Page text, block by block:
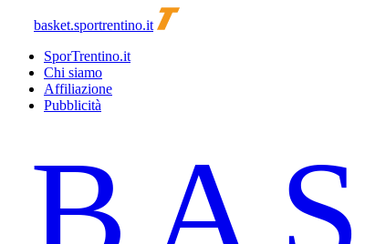
basket.sportrentino.it
SporTrentino.it
Chi siamo
Affiliazione
Pubblicità